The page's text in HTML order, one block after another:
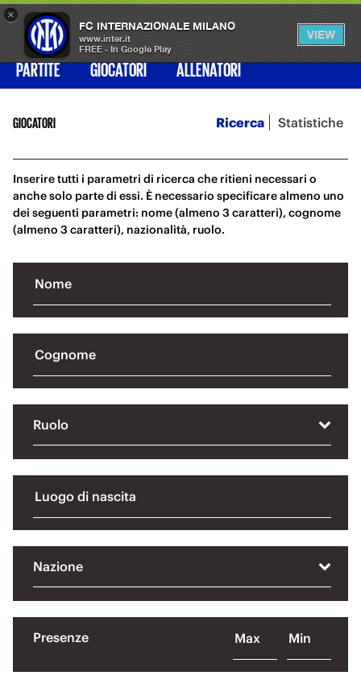
×
FC INTERNAZIONALE MILANO
www.inter.it
FREE - In Google Play
VIEW
OPEN
MENU
PARTITE GIOCATORI ALLENATORI
GIOCATORI Ricerca Statistiche
Inserire tutti i parametri di ricerca che ritieni necessari o
anche solo parte di essi. È necessario specificare almeno uno
dei seguenti parametri: nome (almeno 3 caratteri), cognome
(almeno 3 caratteri), nazionalità, ruolo.
Ruolo
Nazione
Presenze